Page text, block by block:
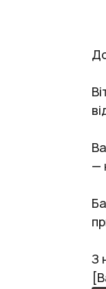
—
З